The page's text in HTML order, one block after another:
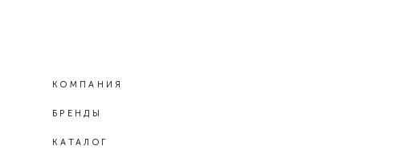
КОМПАНИЯ
БРЕНДЫ
КАТАЛОГ